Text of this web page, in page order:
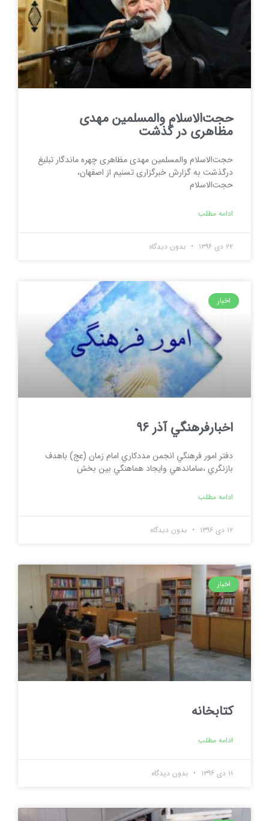
حجت‌الاسلام والمسلمین مهدی
مظاهری در گذشت
حجت‌الاسلام والمسلمین مهدی مظاهری چهره ماندگار تبلیغ
درگذشت به گزارش خبرگزاری تسنیم از اصفهان،
حجت‌الاسلام
ادامه مطلب
۲۲ دی ۱۳۹۶ بدون دیدگاه
اخبار
اخبارفرهنگي آذر ۹۶
دفتر امور فرهنگي انجمن مددكاري امام زمان (عج) باهدف
بازنگري ،ساماندهي وايجاد هماهنگي بين بخش
ادامه مطلب
۱۲ دی ۱۳۹۶ بدون دیدگاه
اخبار
كتابخانه
ادامه مطلب
۱۱ دی ۱۳۹۶ بدون دیدگاه